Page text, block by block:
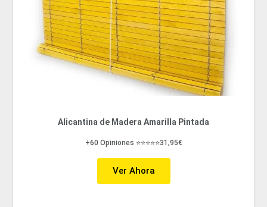
Alicantina de Madera Amarilla Pintada
+60 Opiniones ⭐⭐⭐⭐⭐31,95€
Ver Ahora